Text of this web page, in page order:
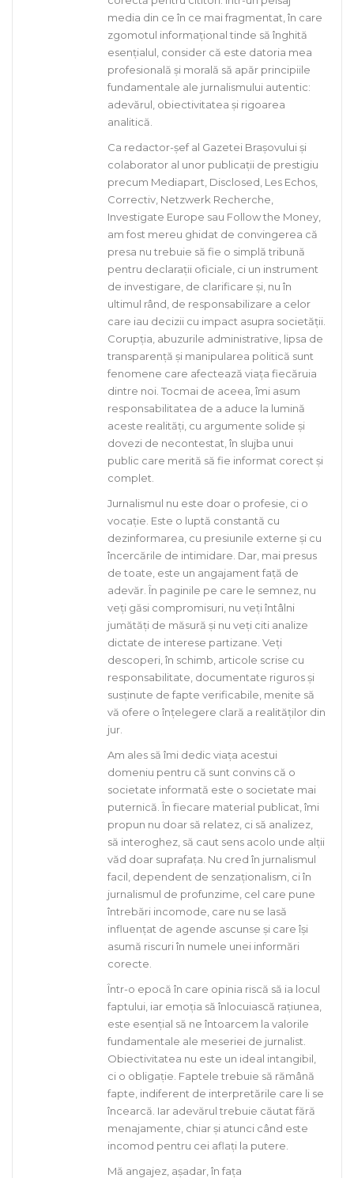
media din ce în ce mai fragmentat, în care
zgomotul informațional tinde să înghită
esențialul, consider că este datoria mea
profesională și morală să apăr principiile
fundamentale ale jurnalismului autentic:
adevărul, obiectivitatea și rigoarea
analitică.
Ca redactor-șef al Gazetei Brașovului și
colaborator al unor publicații de prestigiu
precum Mediapart, Disclosed, Les Echos,
Correctiv, Netzwerk Recherche,
Investigate Europe sau Follow the Money,
am fost mereu ghidat de convingerea că
presa nu trebuie să fie o simplă tribună
pentru declarații oficiale, ci un instrument
de investigare, de clarificare și, nu în
ultimul rând, de responsabilizare a celor
care iau decizii cu impact asupra societății.
Corupția, abuzurile administrative, lipsa de
transparență și manipularea politică sunt
fenomene care afectează viața fiecăruia
dintre noi. Tocmai de aceea, îmi asum
responsabilitatea de a aduce la lumină
aceste realități, cu argumente solide și
dovezi de necontestat, în slujba unui
public care merită să fie informat corect și
complet.
Jurnalismul nu este doar o profesie, ci o
vocație. Este o luptă constantă cu
dezinformarea, cu presiunile externe și cu
încercările de intimidare. Dar, mai presus
de toate, este un angajament față de
adevăr. În paginile pe care le semnez, nu
veți găsi compromisuri, nu veți întâlni
jumătăți de măsură și nu veți citi analize
dictate de interese partizane. Veți
descoperi, în schimb, articole scrise cu
responsabilitate, documentate riguros și
susținute de fapte verificabile, menite să
vă ofere o înțelegere clară a realităților din
jur.
Am ales să îmi dedic viața acestui
domeniu pentru că sunt convins că o
societate informată este o societate mai
puternică. În fiecare material publicat, îmi
propun nu doar să relatez, ci să analizez,
să interoghez, să caut sens acolo unde alții
văd doar suprafața. Nu cred în jurnalismul
facil, dependent de senzaționalism, ci în
jurnalismul de profunzime, cel care pune
întrebări incomode, care nu se lasă
influențat de agende ascunse și care își
asumă riscuri în numele unei informări
corecte.
Într-o epocă în care opinia riscă să ia locul
faptului, iar emoția să înlocuiască rațiunea,
este esențial să ne întoarcem la valorile
fundamentale ale meseriei de jurnalist.
Obiectivitatea nu este un ideal intangibil,
ci o obligație. Faptele trebuie să rămână
fapte, indiferent de interpretările care li se
încearcă. Iar adevărul trebuie căutat fără
menajamente, chiar și atunci când este
incomod pentru cei aflați la putere.
Mă angajez, așadar, în fața